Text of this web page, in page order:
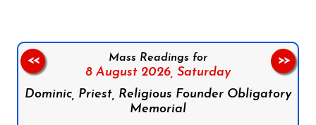
Mass Readings for
8 August 2026, Saturday
Dominic, Priest, Religious Founder Obligatory
Memorial
<< >>